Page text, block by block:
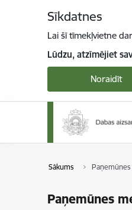
Sīkdatnes
Lai šī tīmekļvietne
Lūdzu, atzīmējiet
Noraidīt
Sākums
Paņemūnes